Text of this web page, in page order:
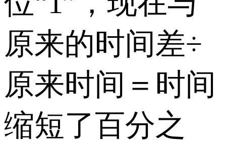
原来的时间差÷
原来时间＝时间
缩短了百分之